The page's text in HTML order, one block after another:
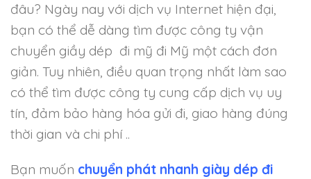
đâu? Ngày nay với dịch vụ Internet hiện đại,
bạn có thể dễ dàng tìm được công ty vận
chuyển giầy dép đi mỹ đi Mỹ một cách đơn
giản. Tuy nhiên, điều quan trọng nhất làm sao
có thể tìm được công ty cung cấp dịch vụ uy
tín, đảm bảo hàng hóa gửi đi, giao hàng đúng
thời gian và chi phí ..
Bạn muốn chuyển phát nhanh giày dép đi